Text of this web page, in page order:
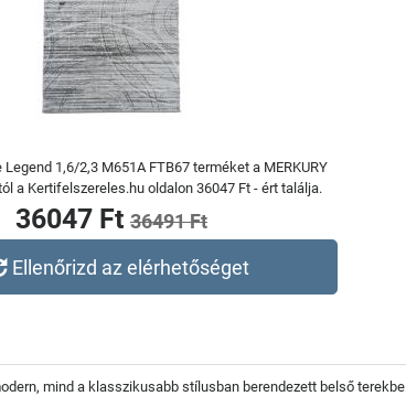
Legend 1,6/2,3 M651A FTB67 terméket a MERKURY
a Kertifelszereles.hu oldalon 36047 Ft - ért találja.
36047 Ft 36491 Ft
Ellenőrizd az elérhetőséget
mind a klasszikusabb stílusban berendezett belső